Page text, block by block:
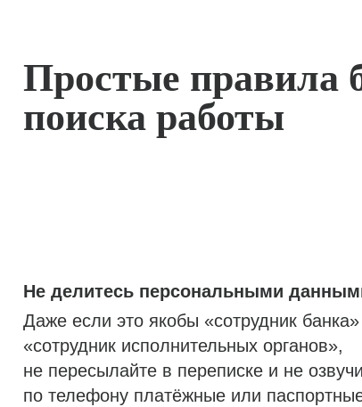
Простые правила
поиска работы
Не делитесь персональными
Даже если это якобы «сотрудник
«сотрудник исполнительных органов»,
не пересылайте в переписке и не
по телефону платёжные или